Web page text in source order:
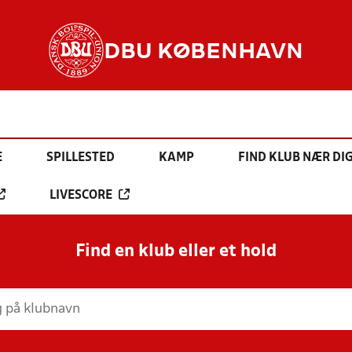
DBU KØBENHAVN
SPILLESTED KAMP FIND KLUB NÆR
LIVESCORE
Find en klub eller et hold